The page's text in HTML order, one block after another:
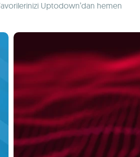
Uptodown’dan hemen